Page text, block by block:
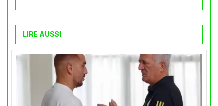
LIRE AUSSI